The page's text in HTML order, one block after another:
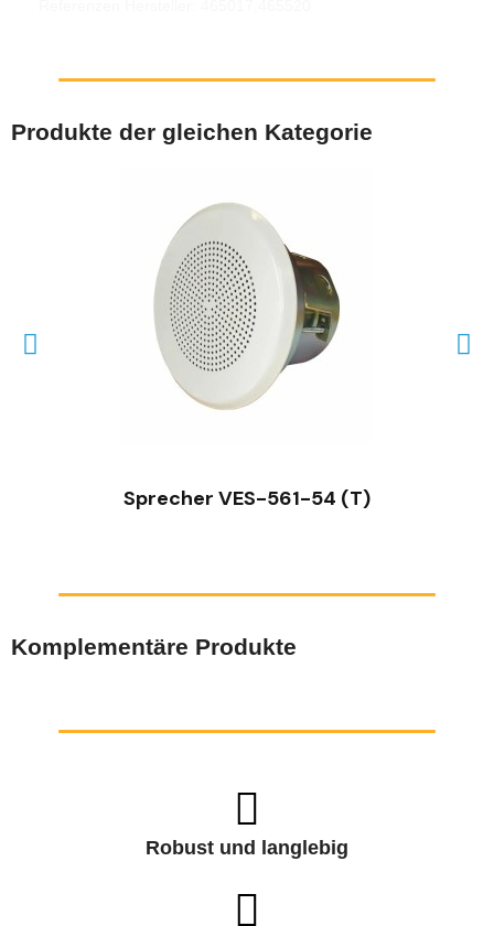
Produkte der gleichen Kategorie
Sprecher VES-561-54 (T)
Komplementäre Produkte
Robust und langlebig